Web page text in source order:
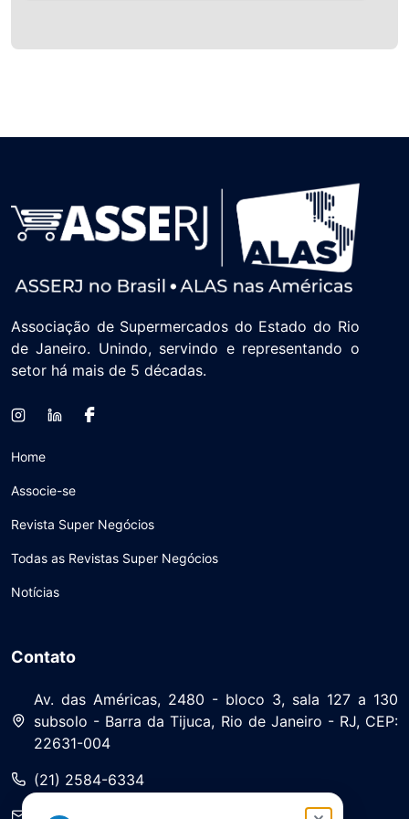
Associação de Supermercados do Estado do Rio
de Janeiro. Unindo, servindo e representando o
setor há mais de 5 décadas.
Home
Associe-se
Revista Super Negócios
Todas as Revistas Super Negócios
Notícias
Contato
Av. das Américas, 2480 - bloco 3, sala 127 a 130
subsolo - Barra da Tijuca, Rio de Janeiro - RJ, CEP:
22631-004
(21) 2584-6334